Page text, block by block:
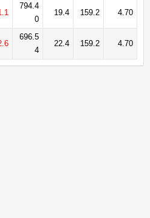
794.4
0
19.4 159.2 4.70
696.5
4
22.4 159.2 4.70